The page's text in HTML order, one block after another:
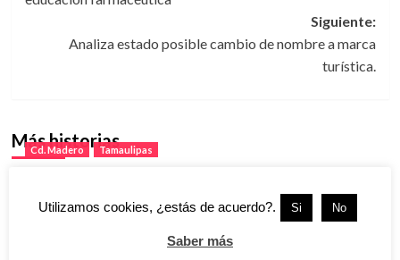
entradas
Siguiente:
Analiza estado posible cambio de nombre a marca
turística.
Más historias
Cd. Madero Tamaulipas
Playa Miramar se prepara para recibir cientos de
autos clásicos en el Vintage Fest 2026
Utilizamos cookies, ¿estás de acuerdo?. Si No
Saber más